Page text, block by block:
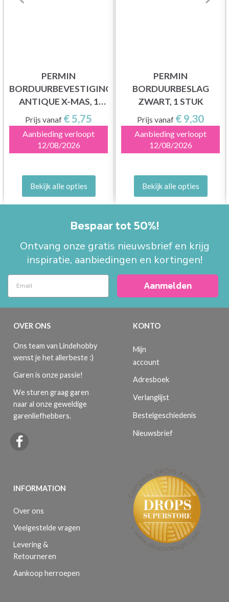
PERMIN
BORDUURBEVESTIGING
ANTIQUE X-MAS, 1
STUK
Prijs vanaf € 5,75
Aanbieding verloopt
12/08/2026
Bekijk alle opties
PERMIN
BORDUURBESLAG
ZWART, 1 STUK
Prijs vanaf € 9,30
Aanbieding verloopt
12/08/2026
Bekijk alle opties
Bespaar tot 50%!
Ontvang onze gratis nieuwsbrief en krijg
inspiratie, aanbiedingen en kortingen!
Aanmelden
OVER ONS
Ons team van Lindehobby
wenst je het allerbeste :)
Garen is onze passie!
We sturen graag garen
naar al onze geweldige
garenliefhebbers.
INFORMATION
Over ons
Veelgestelde vragen
Levering &
Retourneren
Aankoop herroepen
KONTO
Mijn
account
Adresboek
Verlanglijst
Bestelgeschiedenis
Nieuwsbrief